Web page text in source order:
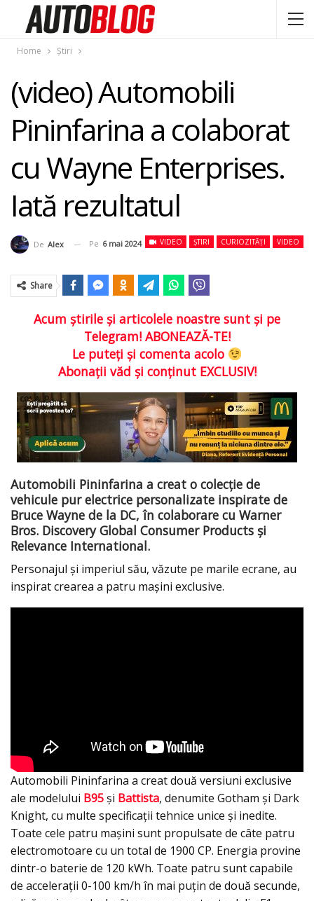
Home Știri
(video) Automobili
Pininfarina a colaborat
cu Wayne Enterprises.
Iată rezultatul
VIDEO ȘTIRI CURIOZITĂȚI VIDEO
De Alex Pe 6 mai 2024
Share
Acum ştirile şi articolele noastre sunt şi pe
Telegram! ABONEAZĂ-TE!
Le puteţi şi comenta acolo
Abonaţii văd şi conţinut EXCLUSIV!
Automobili Pininfarina a creat o colecție de
vehicule pur electrice personalizate inspirate de
Bruce Wayne de la DC, în colaborare cu Warner
Bros. Discovery Global Consumer Products și
Relevance International.
Personajul și imperiul său, văzute pe marile ecrane, au
inspirat crearea a patru mașini exclusive.
Automobili Pininfarina a creat două versiuni exclusive
ale modelului B95și Battista, denumite Gotham și Dark
Knight, cu multe specificații tehnice unice și inedite.
Toate cele patru mașini sunt propulsate de câte patru
electromotoare cu un total de 1900 CP. Energia provine
dintr-o baterie de 120 kWh. Toate patru sunt capabile
de accelerații 0-100 km/h în mai puțin de două secunde,